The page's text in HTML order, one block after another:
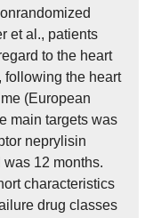
et al., patients
to the heart
following the heart
(European
main targets was
neprylisin
12 months.
characteristics
drug classes